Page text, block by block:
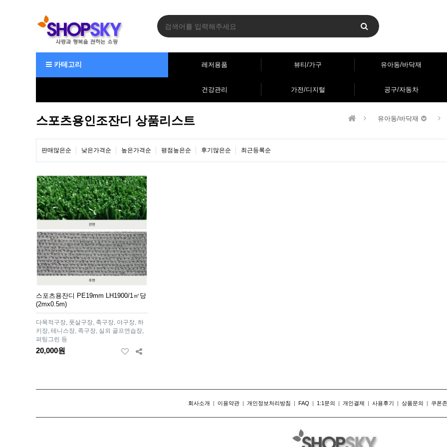
카테고리 레저용품 뷰티/가구 유아동/바닥재
건강관리 가전/디지털 공구/자동차
스포츠용인조잔디 상품리스트 유아동/바닥재
판매많은순 낮은가격순 높은가격순 평점높은순 후기많은순 최근등록순
스포츠용잔디 PE19mm LH1900/1㎡당
(2mx0.5m)
다목적구장, 풋살구장, 축구장, 야구장, 하
키장, 테니스장, 족구장, 실외 골프연습장,
퍼팅그린 등
20,000원
회사소개 | 이용약관 | 개인정보처리방침 | FAQ | 1:1문의 | 개인결제 | 사용후기 | 상품문의 | 쿠폰존